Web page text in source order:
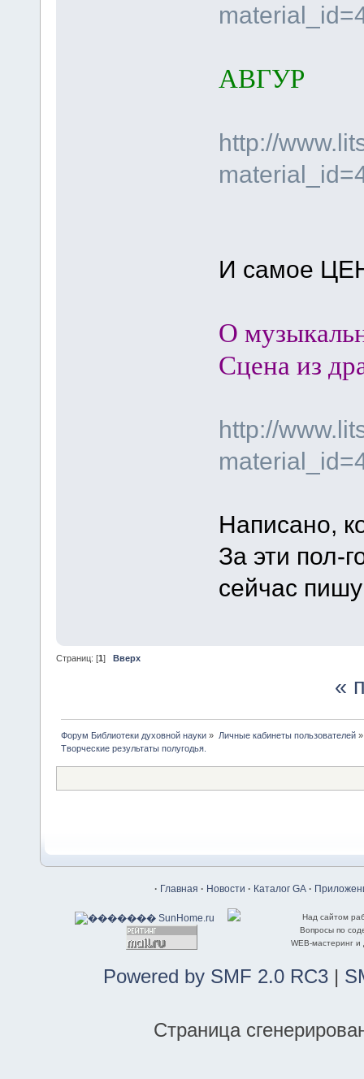
АВГУР
http://
И самое
О
Сцена из
http://
Написано,
За эти пол-
сейчас
Страниц: [1 ] Вверх
«
Форум Библиотеки духовной науки » Личные кабинеты пользователей»
Творческие результаты полугодья.
· Главная · Новости · Каталог GA ·
Над сайтом
Вопросы по
WEB-мастеринг
Powered by SMF 2.0 RC3 |
Страница